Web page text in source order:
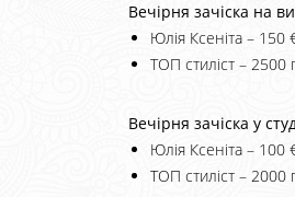
Вечірня зачіска на
Юлія Ксеніта – 150
ТОП стиліст – 2500
Вечірня зачіска у
Юлія Ксеніта – 100
ТОП стиліст – 2000